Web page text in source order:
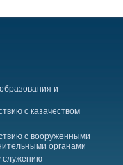
и
с казачеством
с вооруженными
органами
служению